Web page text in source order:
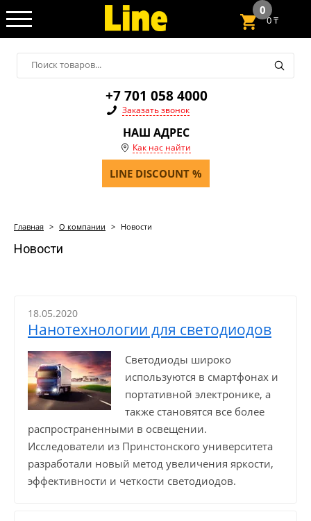
0
0₸
+7 701 058 4000
Заказать звонок
НАШ АДРЕС
Как нас найти
LINE DISCOUNT %
Главная > О компании > Новости
Новости
18.05.2020
Нанотехнологии для светодиодов
Светодиоды широко
используются в смартфонах и
портативной электронике, а
также становятся все более
распространенными в освещении.
Исследователи из Принстонского университета
разработали новый метод увеличения яркости,
эффективности и четкости светодиодов.